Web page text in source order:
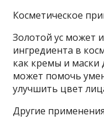
Косметическое
Золотой ус может
ингредиента в
как кремы и маски
может помочь
улучшить цвет
Другие применения